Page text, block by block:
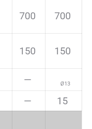
700 700
150 150
— Ø13
— 15